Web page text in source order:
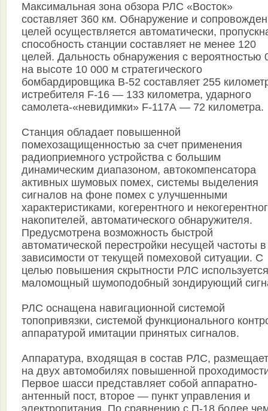
Максимальная зона обзора РЛС «Восток»
составляет 360 км. Обнаружение и
целей осуществляется автоматически,
способность станции составляет не менее 120
целей. Дальность обнаружения с вероятностью
на высоте 10 000 м стратегического
бомбардировщика В-52 составляет 255
истребителя F-16 — 133 километра, ударного
самолета-«невидимки» F-117А — 72 километра.
Станция обладает повышенной
помехозащищенностью за счет применения
радиоприемного устройства с большим
динамическим диапазоном, автокомпенсатора
активных шумовых помех, системы выделения
сигналов на фоне помех с улучшенными
характеристиками, когерентного и
накопителей, автоматического обнаружителя.
Предусмотрена возможность быстрой
автоматической перестройки несущей частоты в
зависимости от текущей помеховой ситуации. С
целью повышения скрытности РЛС используется
маломощный шумоподобный зондирующий
РЛС оснащена навигационной системой
топопривязки, системой функционального
аппаратурой имитации принятых сигналов.
Аппаратура, входящая в состав РЛС,
на двух автомобилях повышенной
Первое шасси представляет собой аппаратно-
антенный пост, второе — пункт управления и